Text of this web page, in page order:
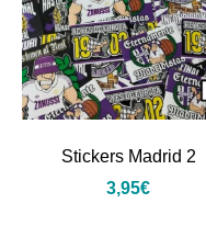
Stickers Madrid 2
3,95€